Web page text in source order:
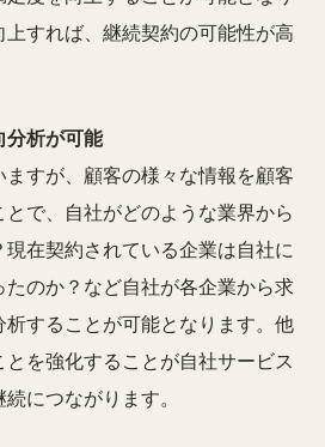
上すれば、継続契約の可能性が高
分析が可能
すが、顧客の様々な情報を顧客
で、自社がどのような業界から
在契約されている企業は自社に
のか？など自社が各企業から求
することが可能となります。他
を強化することが自社サービス
につながります。